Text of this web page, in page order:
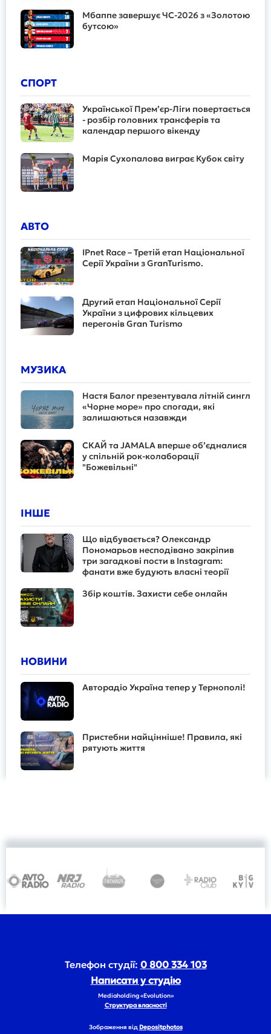
Мбаппе завершує ЧС-2026 з «Золотою
бутсою»
СПОРТ
Української Прем’єр-Ліги повертається
- розбір головних трансферів та
календар першого вікенду
Марія Сухопалова виграє Кубок світу
АВТО
IPnet Race – Третій етап Національної
Серії України з GranTurismo.
Другий етап Національної Серії
України з цифрових кільцевих
перегонів Gran Turismo
МУЗИКА
Настя Балог презентувала літній сингл
«Чорне море» про спогади, які
залишаються назавжди
СКАЙ та JAMALA вперше об’єдналися
у спільній рок-колаборації
"Божевільні"
ІНШЕ
Що відбувається? Олександр
Пономарьов несподівано закріпив
три загадкові пости в Instagram:
фанати вже будують власні теорії
Збір коштів. Захисти себе онлайн
НОВИНИ
Авторадіо Україна тепер у Тернополі!
Пристебни найцінніше! Правила, які
рятують життя
Телефон студії: 0 800 334 103
Написати у студію
Mediaholding «Evolution»
Структура власності
Зображення відDepositphotos